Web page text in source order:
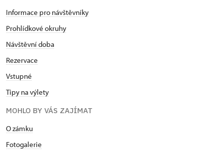
Informace pro návštěvníky
Prohlídkové okruhy
Návštěvní doba
Rezervace
Vstupné
Tipy na výlety
MOHLO BY VÁS ZAJÍMAT
O zámku
Fotogalerie